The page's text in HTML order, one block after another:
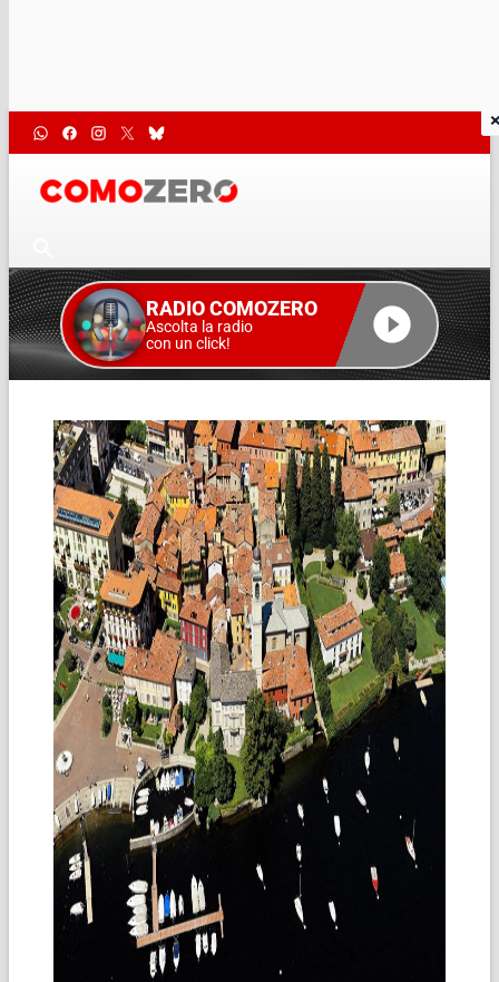
RADIO COMOZERO
Ascolta la radio
con un click!